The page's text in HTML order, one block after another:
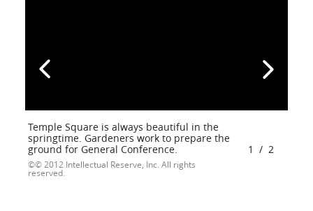
Temple Square is always beautiful in the
springtime. Gardeners work to prepare the
ground for General Conference.
© 2012 Intellectual Reserve, Inc. All rights
reserved.
1 / 2